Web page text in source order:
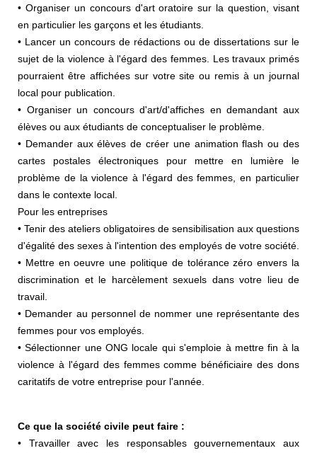
• Organiser un concours d'art oratoire sur la question, visant
en particulier les garçons et les étudiants.
• Lancer un concours de rédactions ou de dissertations sur le
sujet de la violence à l'égard des femmes. Les travaux primés
pourraient être affichées sur votre site ou remis à un journal
local pour publication.
• Organiser un concours d'art/d'affiches en demandant aux
élèves ou aux étudiants de conceptualiser le problème.
• Demander aux élèves de créer une animation flash ou des
cartes postales électroniques pour mettre en lumière le
problème de la violence à l'égard des femmes, en particulier
dans le contexte local.
Pour les entreprises
• Tenir des ateliers obligatoires de sensibilisation aux questions
d'égalité des sexes à l'intention des employés de votre société.
• Mettre en oeuvre une politique de tolérance zéro envers la
discrimination et le harcèlement sexuels dans votre lieu de
travail.
• Demander au personnel de nommer une représentante des
femmes pour vos employés.
• Sélectionner une ONG locale qui s'emploie à mettre fin à la
violence à l'égard des femmes comme bénéficiaire des dons
caritatifs de votre entreprise pour l'année.
Ce que la société civile peut faire :
• Travailler avec les responsables gouvernementaux aux